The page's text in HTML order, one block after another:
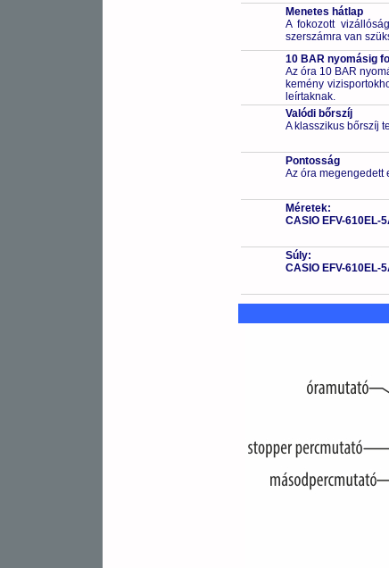
Menetes hátlap
A fokozott
szerszámra van
10 BAR nyomásig
Az óra 10 BAR
kemény
leírtaknak.
Valódi bőrszíj
A klasszikus bőrszíj
Pontosság
Az óra megengedett
Méretek:
CASIO EFV-610EL-
Súly:
CASIO EFV-610EL-